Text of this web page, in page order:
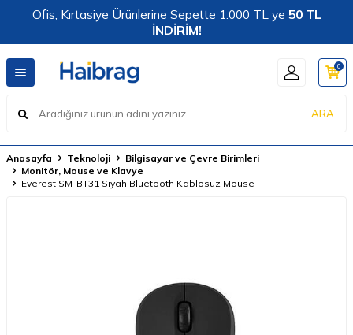
Ofis, Kırtasiye Ürünlerine Sepette 1.000 TL ye 50 TL
İNDİRİM!
ARA
0
Anasayfa Teknoloji
Bilgisayar ve Çevre Birimleri
Monitör, Mouse ve Klavye
Everest SM-BT31 Siyah Bluetooth Kablosuz Mouse